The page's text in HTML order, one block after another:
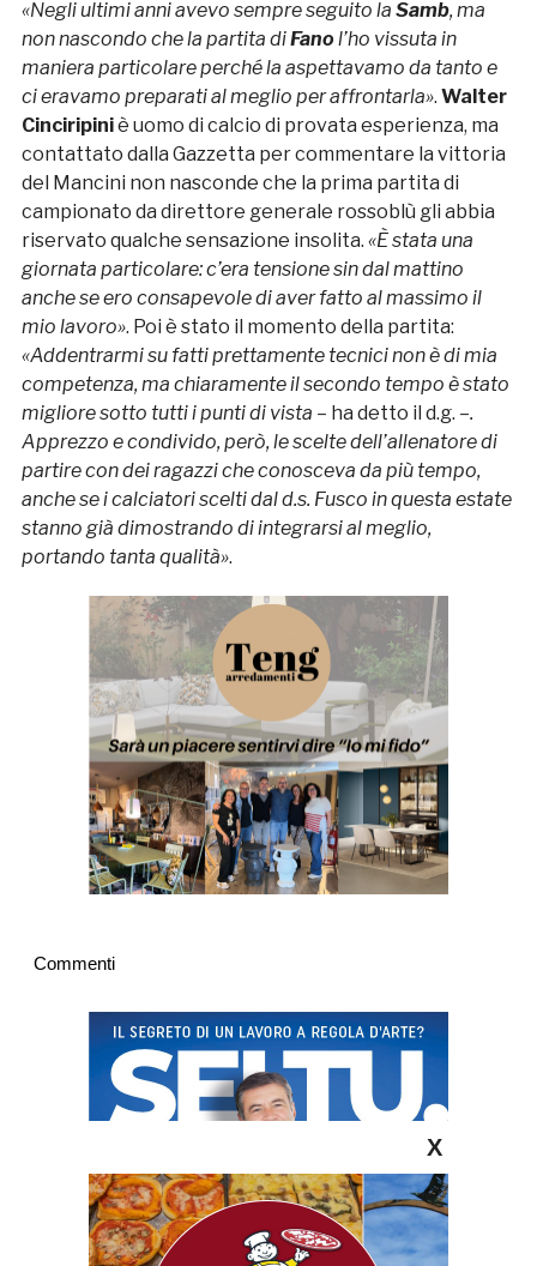
«Negli ultimi anni avevo sempre seguito la Samb, ma
non nascondo che la partita diFano l’ho vissuta in
maniera particolare perché la aspettavamo da tanto e
ci eravamo preparati al meglio per affrontarla». Walter
Cinciripiniè uomo di calcio di provata esperienza, ma
contattato dalla Gazzetta per commentare la vittoria
del Mancini non nasconde che la prima partita di
campionato da direttore generale rossoblù gli abbia
riservato qualche sensazione insolita. «È stata una
giornata particolare: c’era tensione sin dal mattino
anche se ero consapevole di aver fatto al massimo il
mio lavoro». Poi è stato il momento della partita:
«Addentrarmi su fatti prettamente tecnici non è di mia
competenza, ma chiaramente il secondo tempo è stato
migliore sotto tutti i punti di vista – ha detto il d.g. –.
Apprezzo e condivido, però, le scelte dell’allenatore di
partire con dei ragazzi che conosceva da più tempo,
anche se i calciatori scelti dal d.s. Fusco in questa estate
stanno già dimostrando di integrarsi al meglio,
portando tanta qualità».
Commenti
X